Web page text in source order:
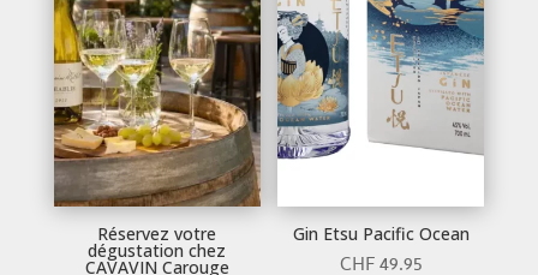
Réservez votre
dégustation chez
CAVAVIN Carouge
Gin Etsu Pacific Ocean
CHF49.95